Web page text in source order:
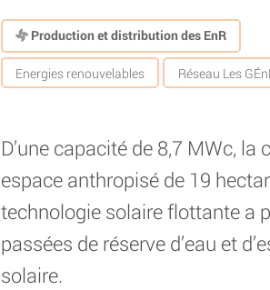
Production et distribution des EnR
Energies renouvelables Réseau Les
D’une capacité de 8,7 MWc,
espace anthropisé de 19
technologie solaire flottante a
passées de réserve d’eau et
solaire.